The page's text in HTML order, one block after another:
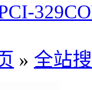
329
» 全站